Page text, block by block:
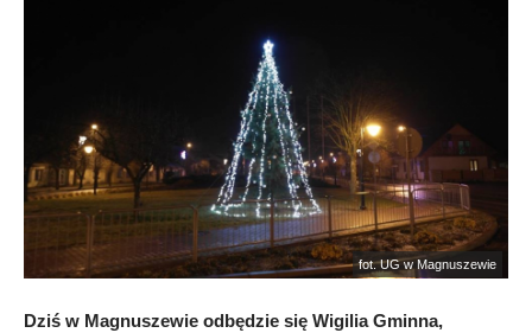
fot. UG w Magnuszewie
Dziś w Magnuszewie odbędzie się Wigilia Gminna,